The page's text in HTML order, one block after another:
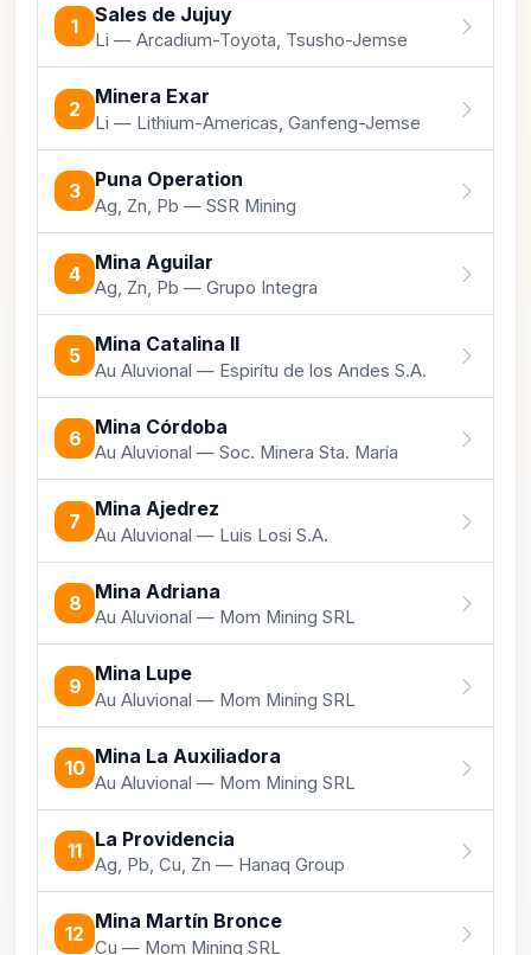
1
Sales de Jujuy
Li — Arcadium-Toyota, Tsusho-Jemse
2
Minera Exar
Li — Lithium-Americas, Ganfeng-Jemse
3
Puna Operation
Ag, Zn, Pb — SSR Mining
4
Mina Aguilar
Ag, Zn, Pb — Grupo Integra
5
Mina Catalina II
Au Aluvional — Espirítu de los Andes S.A.
6
Mina Córdoba
Au Aluvional — Soc. Minera Sta. María
7
Mina Ajedrez
Au Aluvional — Luis Losi S.A.
8
Mina Adriana
Au Aluvional — Mom Mining SRL
9
Mina Lupe
Au Aluvional — Mom Mining SRL
10
Mina La Auxiliadora
Au Aluvional — Mom Mining SRL
11
La Providencia
Ag, Pb, Cu, Zn — Hanaq Group
12
Mina Martín Bronce
Cu — Mom Mining SRL